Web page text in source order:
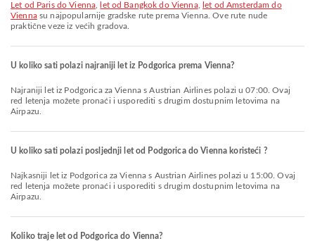
let od Paris do Vienna let od Bangkok do Vienna,
let od Amsterdam do
Viennasu najpopularnije gradske rute prema Vienna. Ove rute nude
praktične veze iz većih gradova.
U koliko sati polazi najraniji let iz Podgorica prema Vienna?
Najraniji let iz Podgorica za Vienna s Austrian Airlines polazi u 07:00. Ovaj
red letenja možete pronaći i usporediti s drugim dostupnim letovima na
Airpazu.
U koliko sati polazi posljednji let od Podgorica do Vienna koristeći ?
Najkasniji let iz Podgorica za Vienna s Austrian Airlines polazi u 15:00. Ovaj
red letenja možete pronaći i usporediti s drugim dostupnim letovima na
Airpazu.
Koliko traje let od Podgorica do Vienna?